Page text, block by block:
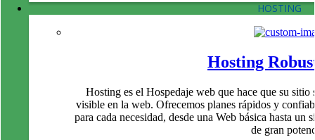
HOSTING
Hosting
Hosting es el Hospedaje web que hace que su sitio
visible en la web. Ofrecemos planes rápidos y
para cada necesidad, desde una Web básica hasta un
de gran